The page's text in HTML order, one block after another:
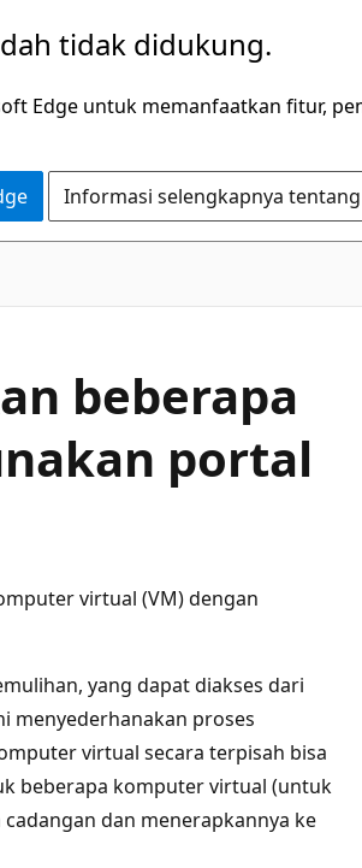
tidak didukung.
Edge untuk memanfaatkan fitur,
Informasi selengkapnya
beberapa
portal
virtual (VM) dengan
yang dapat diakses dari
menyederhanakan proses
virtual secara terpisah bisa
beberapa komputer virtual (untuk
dan menerapkannya ke